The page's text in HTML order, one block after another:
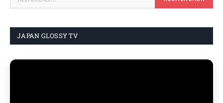
JAPAN GLOSSY TV